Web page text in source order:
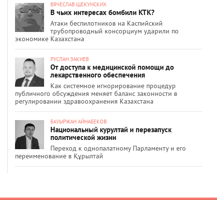
ВЯЧЕСЛАВ ЩЕКУНСКИХ
В чьих интересах бомбили КТК?
Атаки беспилотников на Каспийский
трубопроводный консорциум ударили по
экономике Казахстана
РУСЛАН ЗАКИЕВ
От доступа к медицинской помощи до
лекарственного обеспечения
Как системное игнорирование процедур
публичного обсуждения меняет баланс законности в
регулировании здравоохранения Казахстана
БАУЫРЖАН АЙНАБЕКОВ
Национальный курултай и перезапуск
политической жизни
Переход к однопалатному Парламенту и его
переименование в Құрылтай